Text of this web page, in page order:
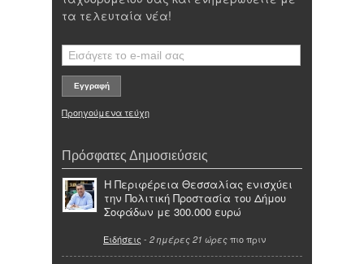
τα τελευταία νέα!
Προηγούμενα τεύχη
Πρόσφατες Δημοσιεύσεις
Η Περιφέρεια Θεσσαλίας ενισχύει
την Πολιτική Προστασία του Δήμου
Σοφάδων με 300.000 ευρώ
Ειδήσεις - 2 ημέρες 21 ώρες πιο πριν